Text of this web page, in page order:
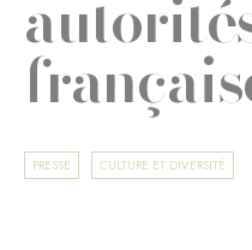
PRESSE CULTURE ET DIVERSITÉ